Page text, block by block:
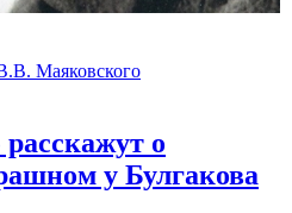
Маяковского
о
у Булгакова